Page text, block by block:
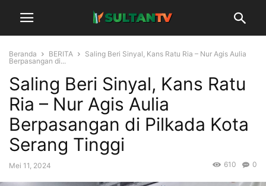
Beranda BERITA
Saling Beri Sinyal, Kans Ratu Ria – Nur Agis Aulia
Berpasangan di...
Saling Beri Sinyal, Kans Ratu
Ria – Nur Agis Aulia
Berpasangan di Pilkada Kota
Serang Tinggi
Mei 11, 2024 0
610